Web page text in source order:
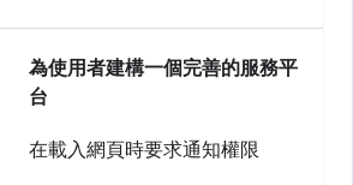
為使用者建構一個完善的服務平
台
在載入網頁時要求通知權限